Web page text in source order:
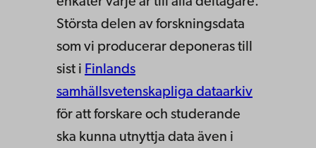
Största delen av forskningsdata
som vi producerar deponeras till
sist i Finlands
samhällsvetenskapliga dataarkiv
för att forskare och studerande
ska kunna utnyttja data även i